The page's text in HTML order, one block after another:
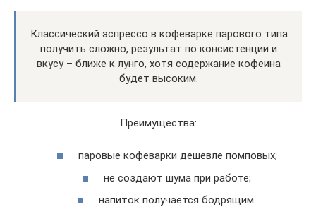
Классический эспрессо в кофеварке парового типа
получить сложно, результат по консистенции и
вкусу – ближе к лунго, хотя содержание кофеина
будет высоким.
Преимущества:
паровые кофеварки дешевле помповых;
не создают шума при работе;
напиток получается бодрящим.